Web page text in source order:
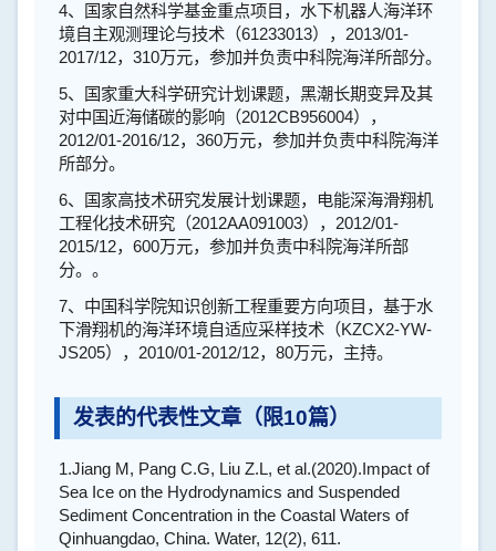
4、国家自然科学基金重点项目，水下机器人海洋环
境自主观测理论与技术（61233013）， 2013/01-
2017/12， 310万元，参加并负责中科院海洋所部分。
5、国家重大科学研究计划课题，黑潮长期变异及其
对中国近海储碳的影响（2012CB956004），
2012/01-2016/12， 360万元，参加并负责中科院海洋
所部分。
6、国家高技术研究发展计划课题，电能深海滑翔机
工程化技术研究（2012AA091003）， 2012/01-
2015/12， 600万元，参加并负责中科院海洋所部
分。。
7、中国科学院知识创新工程重要方向项目，基于水
下滑翔机的海洋环境自适应采样技术（KZCX2-YW-
JS205）， 2010/01-2012/12， 80万元，主持。
发表的代表性文章（限10篇）
1.Jiang M, Pang C.G, Liu Z.L, et al.(2020).Impact of
Sea Ice on the Hydrodynamics and Suspended
Sediment Concentration in the Coastal Waters of
Qinhuangdao, China. Water, 12(2), 611.